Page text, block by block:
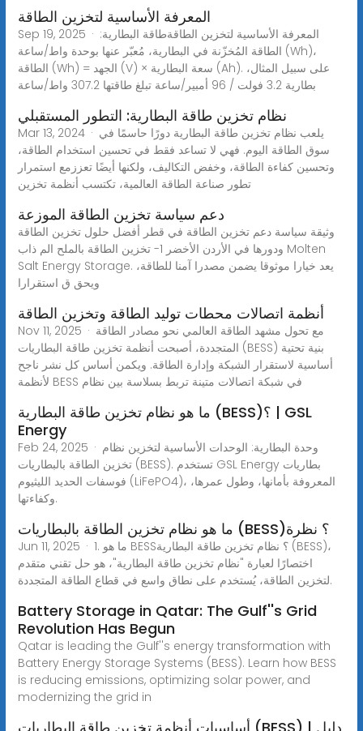
المعرفة الأساسية لتخزين الطاقة
Sep 19, 2025 · المعرفة الأساسية لتخزين الطاقةطاقة البطارية:
الطاقة المُخزّنة في البطارية، مُعبّر عنها بوحدة واط/ساعة (Wh)،
الطاقة (Wh) = الجهد (V) × سعة البطارية (Ah). على سبيل المثال،
بطارية 3.2 فولت / 96 أمبير/ساعة تبلغ طاقتها 307.2 واط/ساعة
نظام تخزين طاقة البطارية: التطور المستقبلي
Mar 13, 2024 · يلعب نظام تخزين طاقة البطارية دورًا حاسمًا في
سوق الطاقة اليوم. فهي لا تساعد فقط في تحسين استخدام الطاقة،
وتحسين كفاءة الطاقة، وخفض التكاليف، ولكنها أيضًا تعززمع استمرار
تطور صناعة الطاقة العالمية، تكتسب أنظمة تخزين
دعم سياسة تخزين الطاقة الموزعة
وثيقة سياسة دعم تخزين الطاقة في قطر أفضل حلول تخزين الطاقة
ودورها في الأردن الأخضر 1- تخزين الطاقة بالملح الم ذاب Molten
Salt Energy Storage. يعد خيارا موثوقا يضمن مصدرا آمنا للطاقة،
ويحق ق استقرارا
أنظمة اتصالات محطات توليد الطاقة وتخزين الطاقة
Nov 11, 2025 · مع تحول مشهد الطاقة العالمي نحو مصادر الطاقة
المتجددة، أصبحت أنظمة تخزين طاقة البطاريات (BESS) بنية تحتية
أساسية لاستقرار الشبكة وإدارة الطاقة. ويكمن أساس كل نشر ناجح
لأنظمة BESS في شبكة اتصالات متينة تربط بسلاسة بين نظام
ما هو نظام تخزين طاقة البطارية (BESS)؟ | GSL
Energy
Feb 24, 2025 · وحدة البطارية: الوحدات الأساسية لتخزين نظام
تخزين الطاقة بالبطاريات (BESS). تستخدم GSL Energy بطاريات
فوسفات الحديد الليثيوم (LiFePO4)، المعروفة بأمانها، وطول عمرها،
وكفاءتها.
ما هو نظام تخزين الطاقة بالبطاريات (BESS)؟ نظرة
Jun 11, 2025 · 1. ما هو BESS؟ نظام تخزين طاقة البطارية (BESS)،
اختصارًا لعبارة "نظام تخزين طاقة البطارية"، هو حل تقني متقدم
لتخزين الطاقة، يُستخدم على نطاق واسع في قطاع الطاقة المتجددة.
Battery Storage in Qatar: The Gulf''s Grid
Revolution Has Begun
Qatar is leading the Gulf''s energy transformation with
Battery Energy Storage Systems (BESS). Learn how BESS
is reducing emissions, optimizing solar power, and
modernizing the grid in